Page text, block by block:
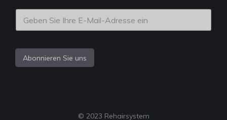
Abonnieren Sie uns
© 2023 Rehairsystem